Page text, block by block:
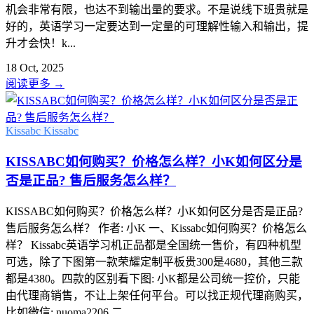
机会非常有限，也达不到输出量的要求。不是说线下班贵就是
好的，英语学习一定要达到一定量的可理解性输入和输出，提
升才会快！k...
18 Oct, 2025
阅读更多 →
Kissabc Kissabc
KISSABC如何购买？价格怎么样？小K如何区分是
否是正品? 售后服务怎么样？
KISSABC如何购买？价格怎么样？小K如何区分是否是正品?
售后服务怎么样？ 作者: 小K 一、Kissabc如何购买？价格怎么
样？ Kissabc英语学习机正品都是全国统一售价，有四种机型
可选，除了下图第一款荣耀定制平板贵300是4680，其他三款
都是4380。四款的区别看下图: 小K都是公司统一控价，只能
由代理商销售，不让上架任何平台。可以找正规代理商购买，